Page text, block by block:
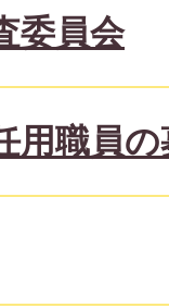
委員会
用職員の